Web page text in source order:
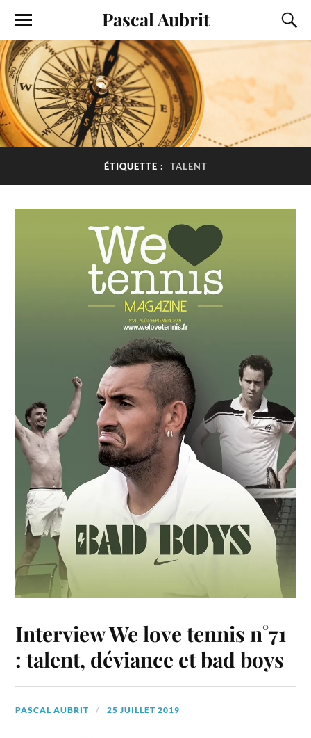
Pascal Aubrit
ÉTIQUETTE : TALENT
Interview We love tennis n°71
: talent, déviance et bad boys
PASCAL AUBRIT 25 JUILLET 2019